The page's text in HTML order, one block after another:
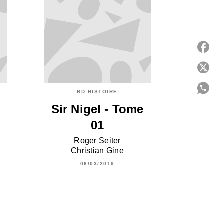
BD HISTOIRE
Sir Nigel - Tome
01
Roger Seiter
Christian Gine
06/03/2019